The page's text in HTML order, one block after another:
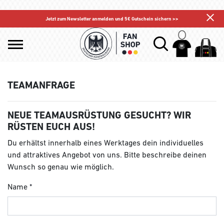
Jetzt zum Newsletter anmelden und 5€ Gutschein sichern >>
TEAMANFRAGE
NEUE TEAMAUSRÜSTUNG GESUCHT? WIR
RÜSTEN EUCH AUS!
Du erhältst innerhalb eines Werktages dein individuelles
und attraktives Angebot von uns. Bitte beschreibe deinen
Wunsch so genau wie möglich.
Name